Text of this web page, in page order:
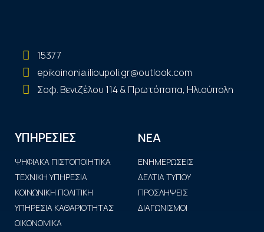
15377
epikoinonia.ilioupoli.gr@outlook.com
Σοφ. Βενιζέλου 114 & Πρωτόπαπα, Ηλιούπολη
ΥΠΗΡΕΣΙΕΣ
ΨΗΦΙΑΚΑ ΠΙΣΤΟΠΟΙΗΤΙΚΑ
ΤΕΧΝΙΚΗ ΥΠΗΡΕΣΙΑ
ΚΟΙΝΩΝΙΚΗ ΠΟΛΙΤΙΚΗ
ΥΠΗΡΕΣΙΑ ΚΑΘΑΡΙΟΤΗΤΑΣ
ΟΙΚΟΝΟΜΙΚΑ
ΝΕΑ
ΕΝΗΜΕΡΩΣΕΙΣ
ΔΕΛΤΙΑ ΤΥΠΟΥ
ΠΡΟΣΛΗΨΕΙΣ
ΔΙΑΓΩΝΙΣΜΟΙ